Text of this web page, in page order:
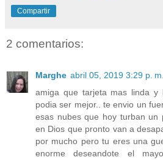
Compartir
2 comentarios:
Marghe abril 05, 2019 3:29 p. m.
amiga que tarjeta mas linda y
podia ser mejor.. te envio un
esas nubes que hoy turban un
en Dios que pronto van a
por mucho pero tu eres una
enorme deseandote el